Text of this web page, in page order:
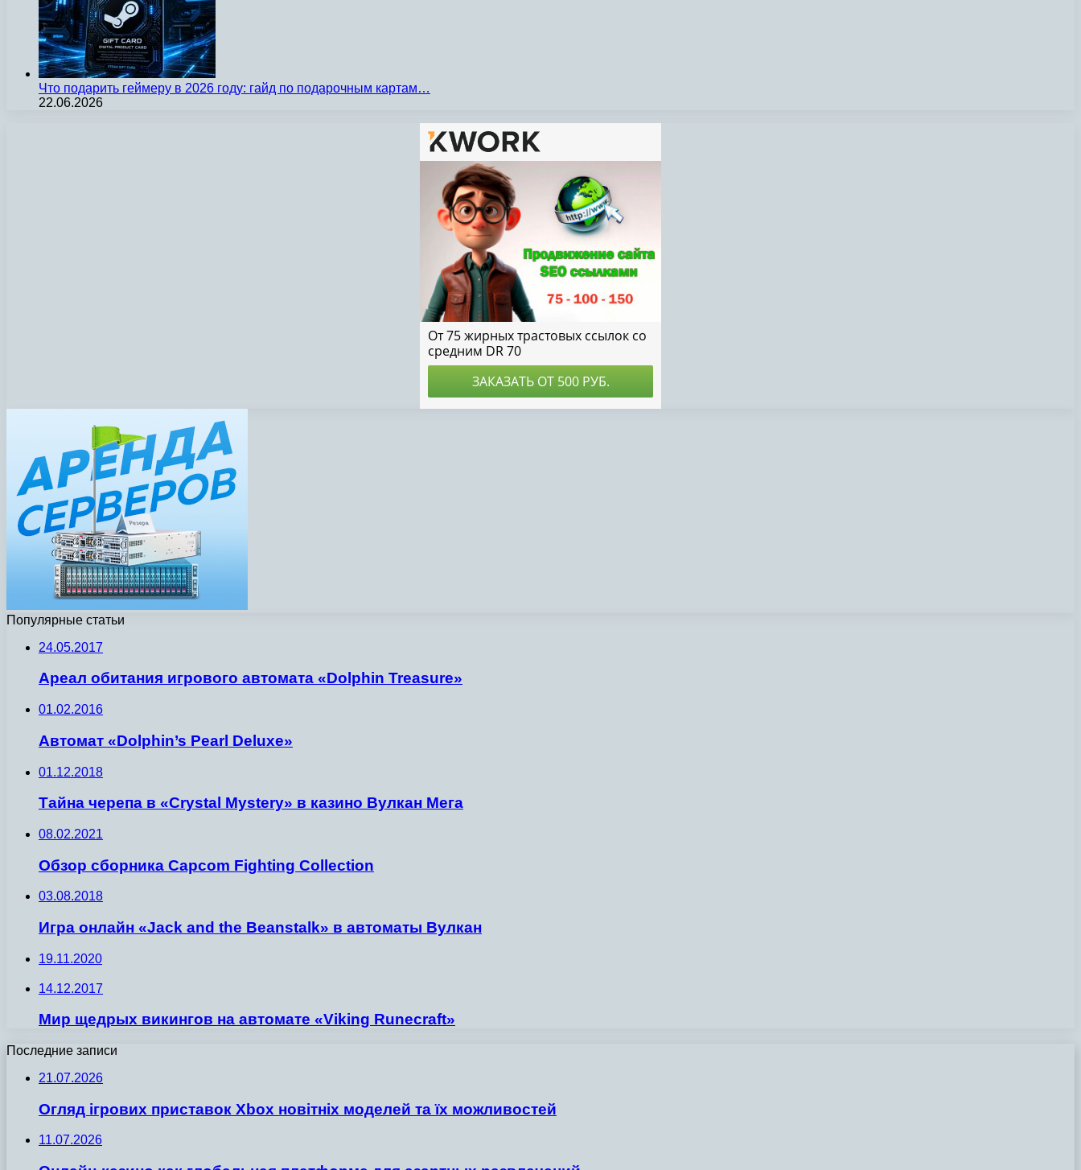
Что подарить геймеру в 2026 году: гайд по подарочным картам…
22.06.2026
Популярные статьи
24.05.2017
Ареал обитания игрового автомата «Dolphin Treasure»
01.02.2016
Автомат «Dolphin’s Pearl Deluxe»
01.12.2018
Тайна черепа в «Crystal Mystery» в казино Вулкан Мега
08.02.2021
Обзор сборника Capcom Fighting Collection
03.08.2018
Игра онлайн «Jack and the Beanstalk» в автоматы Вулкан
19.11.2020
14.12.2017
Мир щедрых викингов на автомате «Viking Runecraft»
Последние записи
21.07.2026
Огляд ігрових приставок Xbox новітніх моделей та їх можливостей
11.07.2026